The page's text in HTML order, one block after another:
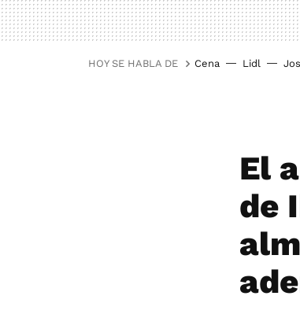
HOY SE HABLA DE Cena Lidl
El
de